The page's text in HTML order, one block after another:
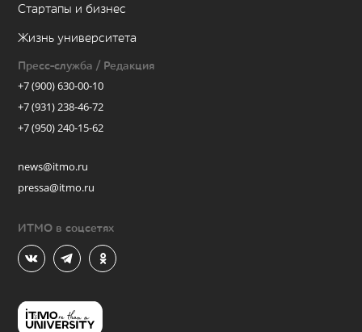
Стартапы и бизнес
Жизнь университета
Пресс-служба / Редакция
+7 (900) 630-00-10
+7 (931) 238-46-72
+7 (950) 240-15-62
news@itmo.ru
pressa@itmo.ru
ИТМО в соцсетях